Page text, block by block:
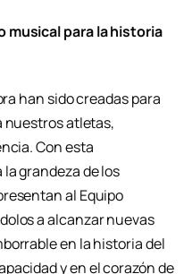
musical para la historia
han sido creadas para
nuestros atletas,
Con esta
grandeza de los
al Equipo
a alcanzar nuevas
en la historia del
y en el corazón de